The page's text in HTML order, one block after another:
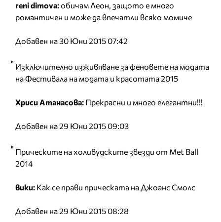
reni dimova:обичам Леон, защото е много
романтичен и може да впечатли всяко момиче
Добавен на 30 Юни 2015 07:42
Изключително изживяване за феновете на модата
на Фестивала на модата и красотата 2015
Хриси Атанасова: Прекрасни и много елегантни!!!
Добавен на 29 Юни 2015 09:03
Прическите на холивудските звезди от Met Ball
2014
вики: Как се прави прическата на Джоанс Смолс
Добавен на 29 Юни 2015 08:28